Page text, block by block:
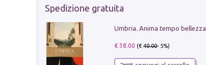
Spedizione gratuita
Umbria. Anima tempo bellezza
€ 38.00 (€40.00- 5%)